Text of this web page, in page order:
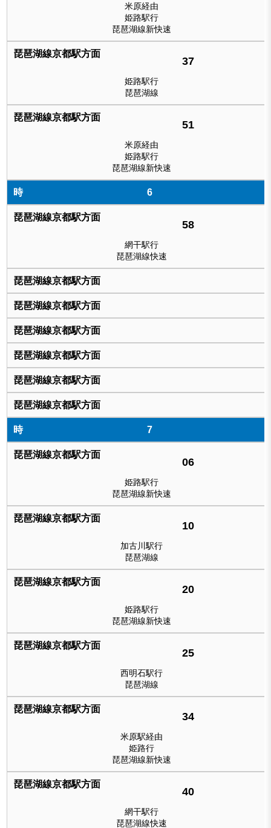
米原経由
姫路駅行
琵琶湖線新快速
37
姫路駅行
琵琶湖線
51
米原経由
姫路駅行
琵琶湖線新快速
6
58
網干駅行
琵琶湖線快速
7
06
姫路駅行
琵琶湖線新快速
10
加古川駅行
琵琶湖線
20
姫路駅行
琵琶湖線新快速
25
西明石駅行
琵琶湖線
34
米原駅経由
姫路行
琵琶湖線新快速
40
網干駅行
琵琶湖線快速